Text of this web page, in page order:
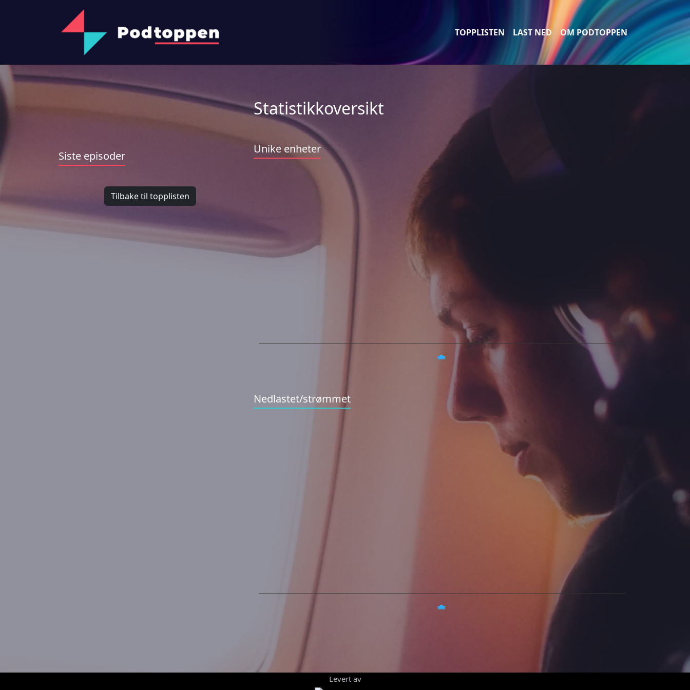
TOPPLISTEN LAST NED OM PODTOPPEN
Siste episoder
Statistikkoversikt
Unike enheter
Nedlastet/strømmet
Levert av